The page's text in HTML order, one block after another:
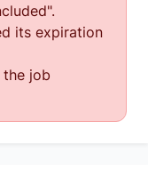
its expiration
the job